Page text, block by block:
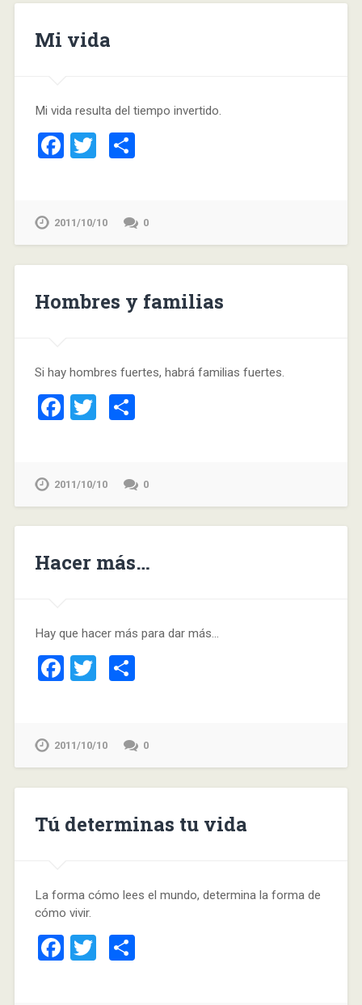
Mi vida
Mi vida resulta del tiempo invertido.
Facebook
TwitterCompartir
2011/10/10 0
Hombres y familias
Si hay hombres fuertes, habrá familias fuertes.
Facebook
TwitterCompartir
2011/10/10 0
Hacer más…
Hay que hacer más para dar más…
Facebook
TwitterCompartir
2011/10/10 0
Tú determinas tu vida
La forma cómo lees el mundo, determina la forma de
cómo vivir.
Facebook
TwitterCompartir